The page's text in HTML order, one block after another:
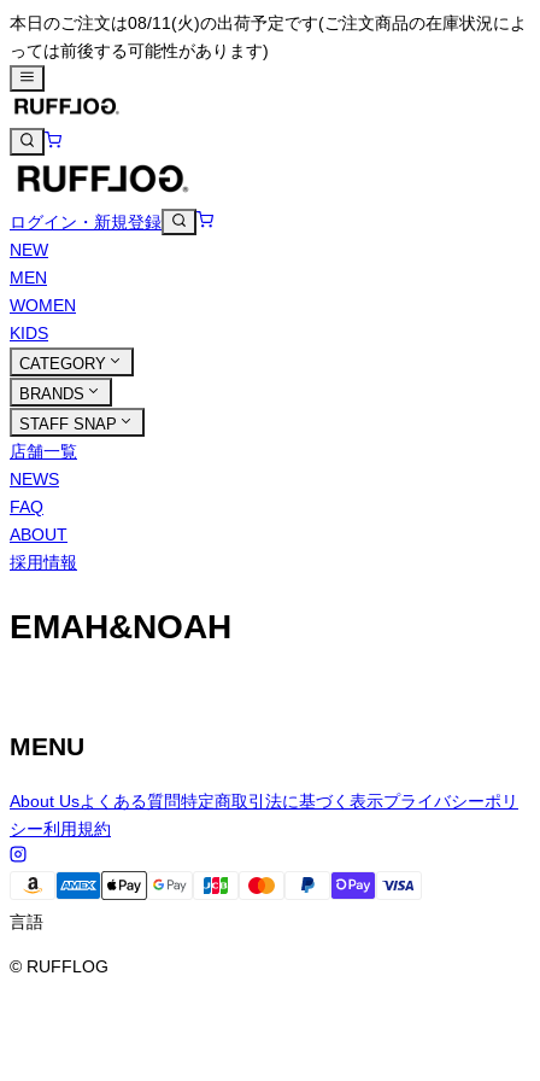
本日のご注文は08/11(火)の出荷予定です(ご注文商品の在庫状況によ
っては前後する可能性があります)
ログイン・新規登録
NEW
MEN
WOMEN
KIDS
CATEGORY
BRANDS
STAFF SNAP
店舗一覧
NEWS
FAQ
ABOUT
採用情報
EMAH&NOAH
MENU
About Usよくある質問特定商取引法に基づく表示プライバシーポリ
シー利用規約
言語
© RUFFLOG